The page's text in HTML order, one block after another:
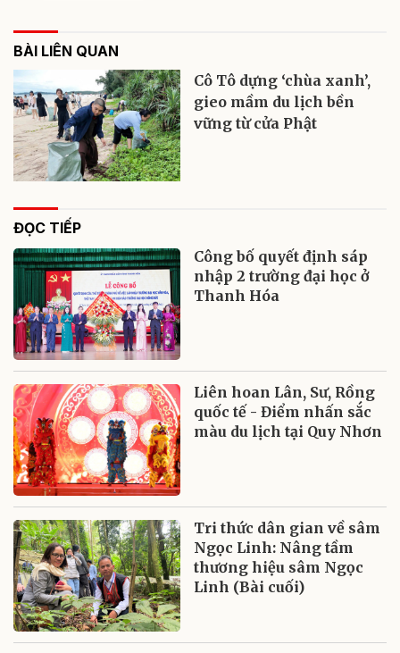
BÀI LIÊN QUAN
Cô Tô dựng ‘chùa xanh’,
gieo mầm du lịch bền
vững từ cửa Phật
ĐỌC TIẾP
Công bố quyết định sáp
nhập 2 trường đại học ở
Thanh Hóa
Liên hoan Lân, Sư, Rồng
quốc tế - Điểm nhấn sắc
màu du lịch tại Quy Nhơn
Tri thức dân gian về sâm
Ngọc Linh: Nâng tầm
thương hiệu sâm Ngọc
Linh (Bài cuối)